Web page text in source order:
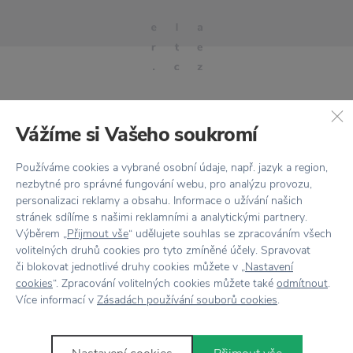
Stojí za pozornosť
Vážíme si Vašeho soukromí
Používáme cookies a vybrané osobní údaje, např. jazyk a region,
nezbytné pro správné fungování webu, pro analýzu provozu,
personalizaci reklamy a obsahu. Informace o užívání našich
stránek sdílíme s našimi reklamními a analytickými partnery.
Výběrem „Přijmout vše“ udělujete souhlas se zpracováním všech
volitelných druhů cookies pro tyto zmíněné účely. Spravovat
či blokovat jednotlivé druhy cookies můžete v „Nastavení
cookies“. Zpracování volitelných cookies můžete také odmítnout.
Více informací v Zásadách používání souborů cookies.